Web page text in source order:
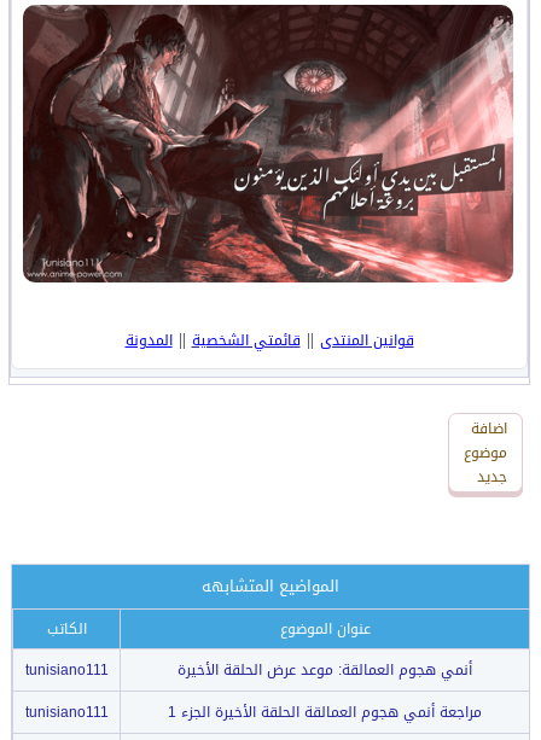
قوانين المنتدى ||قائمتي الشخصية||المدونة
اضافة
رد
جديد
اضافة
موضوع
جديد
المواضيع المتشابهه
عنوان الموضوع
الكاتب
أنمي هجوم العمالقة: موعد عرض الحلقة الأخيرة
tunisiano111
مراجعة أنمي هجوم العمالقة الحلقة الأخيرة الجزء 1
tunisiano111